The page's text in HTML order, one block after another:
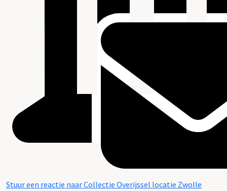
Stuur een reactie naar Collectie Overijssel locatie Zwolle